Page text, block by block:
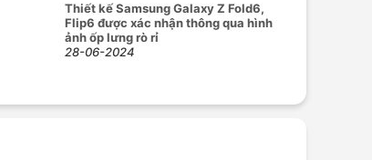
Thiết kế Samsung Galaxy Z Fold6,
Flip6 được xác nhận thông qua hình
ảnh ốp lưng rò rỉ
28-06-2024